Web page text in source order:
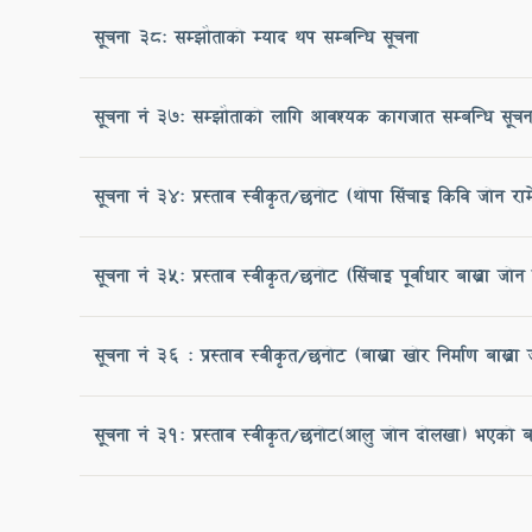
सूचना ३८: सम्झौताको म्याद थप सम्बन्धि सूचना
सूचना नं ३७: सम्झौताको लागि आवश्यक कागजात सम्बन्धि
सूचना नं ३४: प्रस्ताव स्वीकृत/छनोट (थोपा सिंचाइ किवि जोन
सूचना नं ३५: प्रस्ताव स्वीकृत/छनोट (सिंचाइ पूर्वाधार बाख्रा
सूचना नं ३६ : प्रस्ताव स्वीकृत/छनोट (बाख्रा खोर निर्माण
सूचना नं 31: प्रस्ताव स्वीकृत/छनोट(आलु जोन दोलखा) भएको